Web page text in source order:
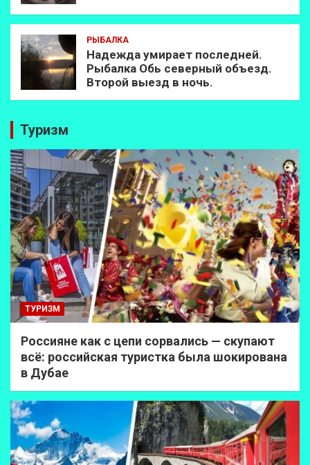
РЫБАЛКА
Надежда умирает последней.
Рыбалка Обь северный объезд.
Второй выезд в ночь.
Туризм
ТУРИЗМ
Россияне как с цепи сорвались — скупают
всё: российская туристка была шокирована
в Дубае